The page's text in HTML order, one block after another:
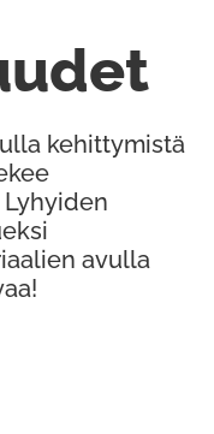
kehittymistä
avulla